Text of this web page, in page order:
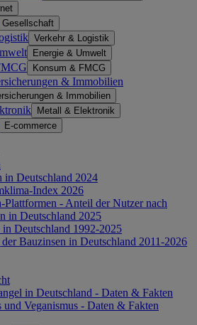
Gesellschaft
Verkehr & Logistik
Energie & Umwelt
Konsum & FMCG
& Immobilien
& Immobilien
Metall & Elektronik
E-commerce
in Deutschland 2024
Index 2026
Plattformen - Anteil der Nutzer nach
in Deutschland 2025
Deutschland 1992-2025
Bauzinsen in Deutschland 2011-2026
in Deutschland - Daten & Fakten
und Veganismus - Daten & Fakten